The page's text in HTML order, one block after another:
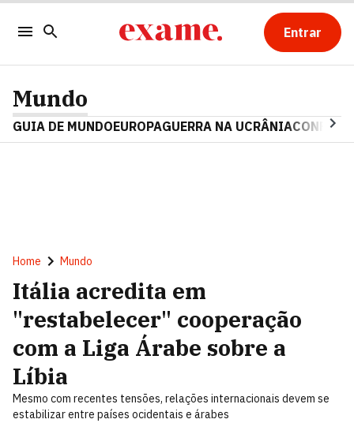
Entrar
Mundo
GUIA DE MUNDOEUROPAGUERRA NA UCRÂNIA
Home Mundo
Itália acredita em
"restabelecer" cooperação
com a Liga Árabe sobre a
Líbia
Mesmo com recentes tensões, relações internacionais devem se
estabilizar entre países ocidentais e árabes